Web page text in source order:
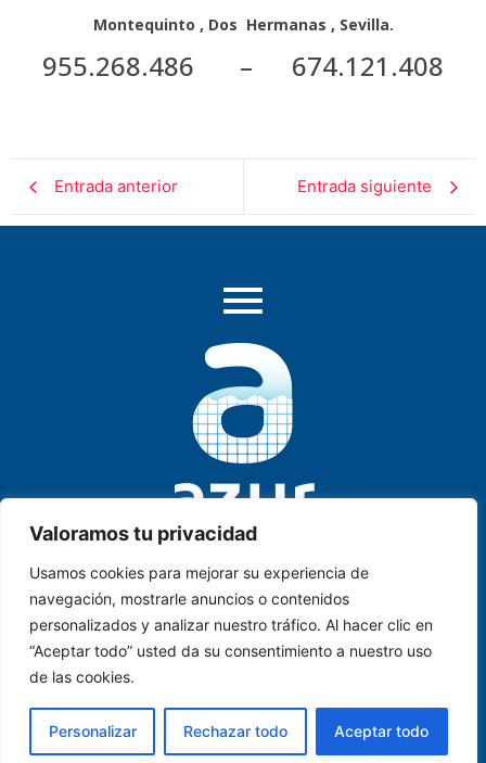
Valoramos tu privacidad
Usamos cookies para mejorar su experiencia de
navegación, mostrarle anuncios o contenidos
personalizados y analizar nuestro tráfico. Al hacer clic en
“Aceptar todo” usted da su consentimiento a nuestro uso
de las cookies.
Personalizar Rechazar todo Aceptar todo
Montequinto , Dos Hermanas , Sevilla.
955.268.486 – 674.121.408
Entrada anterior Entrada siguiente
AZUR PISCINAS & SPA. C/ Historiador Juan Manzano,
2, Local B-1-1 | Dos Hermanas | SEVILLA
info@azurpiscinasyspa.es